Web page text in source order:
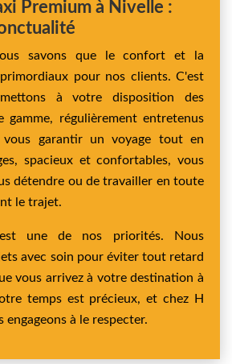
Premium à Nivelle :
savons que le confort et la
pour nos clients. C'est
à votre disposition des
gamme, régulièrement entretenus
garantir un voyage tout en
spacieux et confortables, vous
détendre ou de travailler en toute
le trajet.
une de nos priorités. Nous
avec soin pour éviter tout retard
vous arrivez à votre destination à
temps est précieux, et chez H
engageons à le respecter.